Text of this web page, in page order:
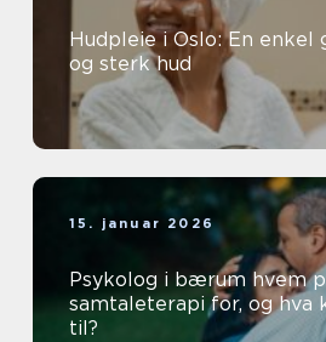
Hudpleie i Oslo: En enkel
og sterk hud
15. januar 2026
Psykolog i bærum hvem passer
samtaleterapi for, og hva
til?